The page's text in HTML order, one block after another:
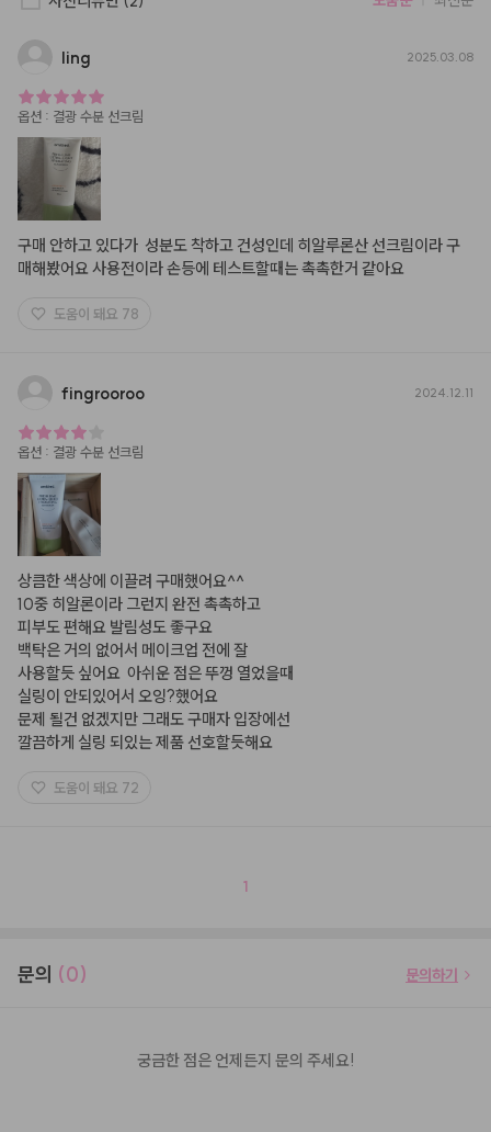
ling 2025.03.08
옵션 : 결광 수분 선크림
구매 안하고 있다가  성분도 착하고 건성인데 히알루론산 선크림이라 구
매해봤어요 사용전이라 손등에 테스트할때는 촉촉한거 같아요
도움이 돼요 78
fingrooroo 2024.12.11
옵션 : 결광 수분 선크림
상큼한 색상에 이끌려 구매했어요^^
10중 히알론이라 그런지 완전 촉촉하고
피부도 편해요 발림성도 좋구요
백탁은 거의 없어서 메이크업 전에 잘
사용할듯 싶어요  아쉬운 점은 뚜껑 열었을때
실링이 안되있어서 오잉?했어요
문제 될건 없겠지만 그래도 구매자 입장에선
깔끔하게 실링 되있는 제품 선호할듯해요
도움이 돼요 72
1
문의 (0) 문의하기
궁금한 점은 언제든지 문의 주세요!